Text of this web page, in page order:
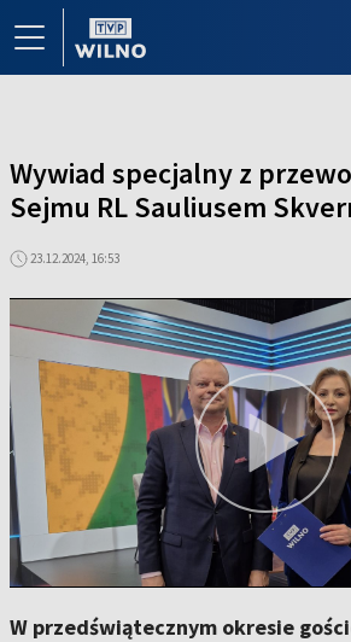
Wywiad specjalny z
Sejmu RL Sauliusem
23.12.2024, 16:53
W przedświątecznym okresie